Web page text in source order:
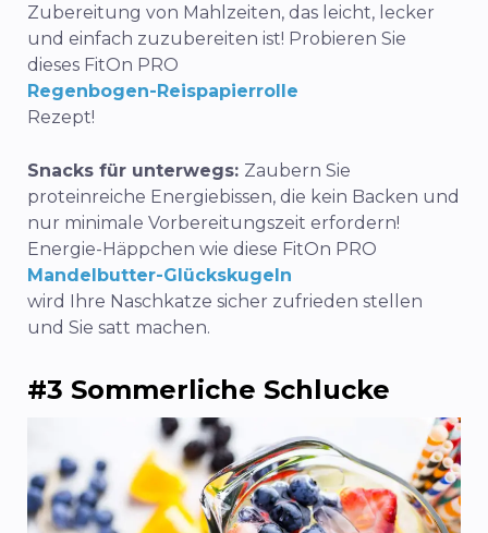
Zubereitung von Mahlzeiten, das leicht, lecker
und einfach zuzubereiten ist! Probieren Sie
dieses FitOn PRO
Regenbogen-Reispapierrolle
Rezept!
Snacks für unterwegs: Zaubern Sie
proteinreiche Energiebissen, die kein Backen und
nur minimale Vorbereitungszeit erfordern!
Energie-Häppchen wie diese FitOn PRO
Mandelbutter-Glückskugeln
wird Ihre Naschkatze sicher zufrieden stellen
und Sie satt machen.
#3 Sommerliche Schlucke